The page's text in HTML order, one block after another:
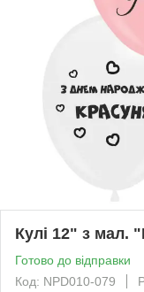
Кулі 12" з мал.
Готово до відправки
Код: NPD010-079